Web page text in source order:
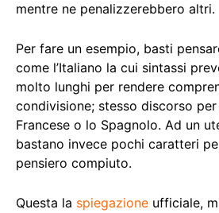
mentre ne penalizzerebbero altri.
Per fare un esempio, basti
come l’Italiano la cui sintassi
molto lunghi per rendere
condivisione; stesso discorso
Francese o lo Spagnolo. Ad un
bastano invece pochi caratteri
pensiero compiuto.
Questa la spiegazione ufficiale,